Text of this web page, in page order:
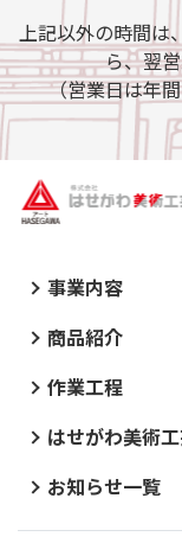
上記以外の時間は
ら、翌
（営業日は年
事業内容
商品紹介
作業工程
はせがわ美術
お知らせ一覧